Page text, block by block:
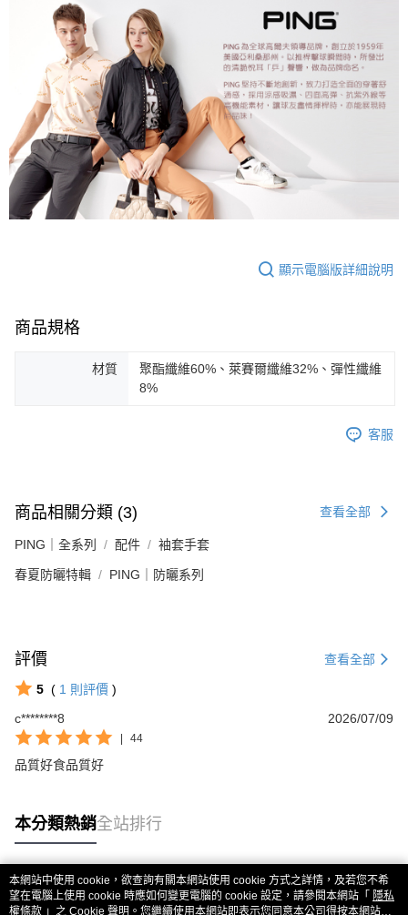
顯示電腦版詳細說明
商品規格
材質
聚酯纖維60%、萊賽爾纖維32%、彈性纖維
8%
客服
商品相關分類 (3) 查看全部
PING｜全系列 配件 袖套手套
春夏防曬特輯 PING｜防曬系列
評價 查看全部
5 ( 1 則評價 )
c********8
2026/07/09
44
品質好食品質好
本分類熱銷全站排行
熱門標籤
本網站中使用 cookie，欲查詢有關本網站使用 cookie 方式之詳情，及若您不希
望在電腦上使用 cookie 時應如何變更電腦的 cookie 設定，請參閱本網站「 隱私
權條款 」之 Cookie 聲明。您繼續使用本網站即表示您同意本公司得按本網站使